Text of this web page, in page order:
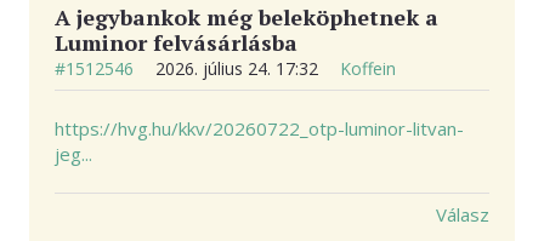
A jegybankok még beleköphetnek a
Luminor felvásárlásba
#1512546 2026. július 24. 17:32 Koffein
https://hvg.hu/kkv/20260722_otp-luminor-litvan-
jeg...
Válasz